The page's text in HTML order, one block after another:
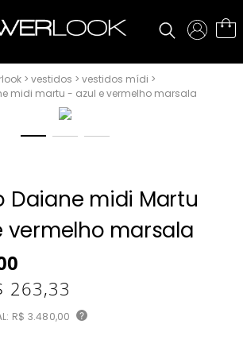
vestidos
vestidos mídi
midi martu - azul e vermelho marsala
Daiane midi Martu
vermelho marsala
263,33
R$ 3.480,00 ?